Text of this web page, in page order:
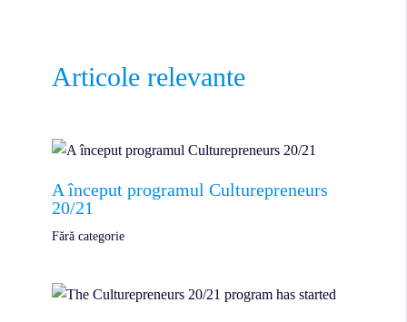
Articole relevante
A început programul Culturepreneurs
20/21
Fără categorie